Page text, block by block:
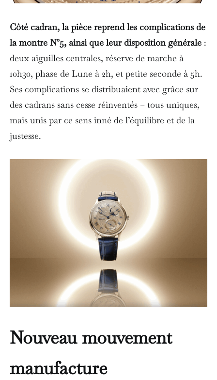
Côté cadran, la pièce reprend les complications de
la montre N°5, ainsi que leur disposition générale :
deux aiguilles centrales, réserve de marche à
10h30, phase de Lune à 2h, et petite seconde à 5h.
Ses complications se distribuaient avec grâce sur
des cadrans sans cesse réinventés – tous uniques,
mais unis par ce sens inné de l’équilibre et de la
justesse.
Nouveau mouvement
manufacture